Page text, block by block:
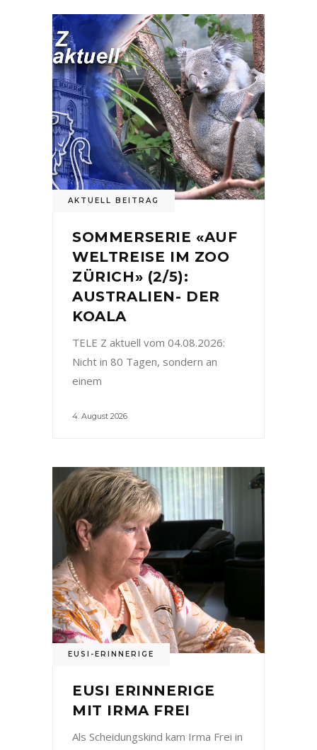
AKTUELL BEITRAG
SOMMERSERIE «AUF
WELTREISE IM ZOO
ZÜRICH» (2/5):
AUSTRALIEN- DER
KOALA
TELE Z aktuell vom 04.08.2026:
Nicht in 80 Tagen, sondern an
einem
4. August 2026
EUSI-ERINNERIGE
EUSI ERINNERIGE
MIT IRMA FREI
Als Scheidungskind kam Irma Frei in